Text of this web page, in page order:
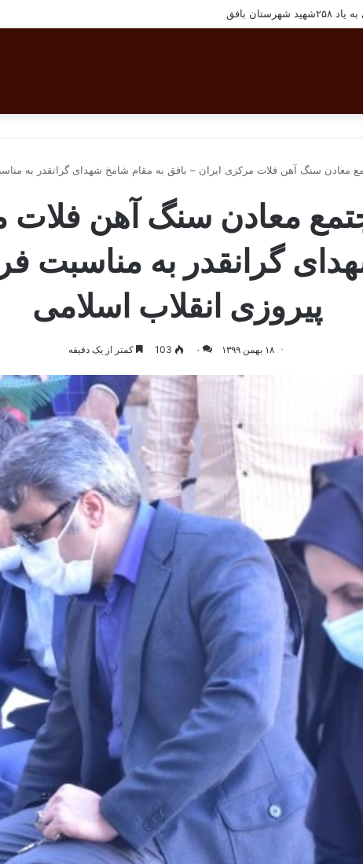
پرسنل مجتمع معادن سنگ آهن فلات مرکزی ایران
معادن سنگ آهن فلات مرکزی ایران – بافق به مقام شامخ شهدای گرانقدر به
معادن سنگ آهن فلات
گرانقدر به مناسبت
پیروزی انقلاب اسلامی
۱۸ بهمن ۱۳۹۹ ۰ 103 کمتر از یک دقیقه